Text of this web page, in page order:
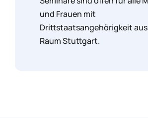
und Frauen mit
Drittstaatsangehörigkeit
Raum Stuttgart.